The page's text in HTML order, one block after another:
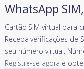
WhatsApp
Cartão SIM virtual para
Receba verificações de
seu número virtual.
Registre-se agora e